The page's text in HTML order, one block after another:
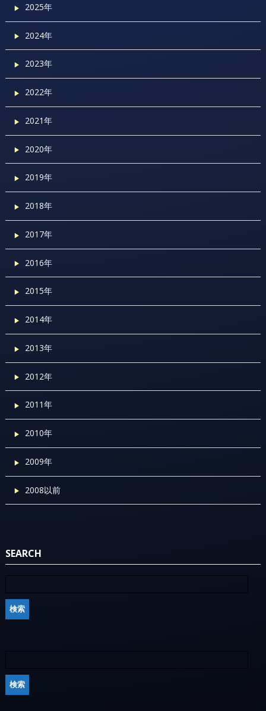
2025年
2024年
2023年
2022年
2021年
2020年
2019年
2018年
2017年
2016年
2015年
2014年
2013年
2012年
2011年
2010年
2009年
2008以前
SEARCH